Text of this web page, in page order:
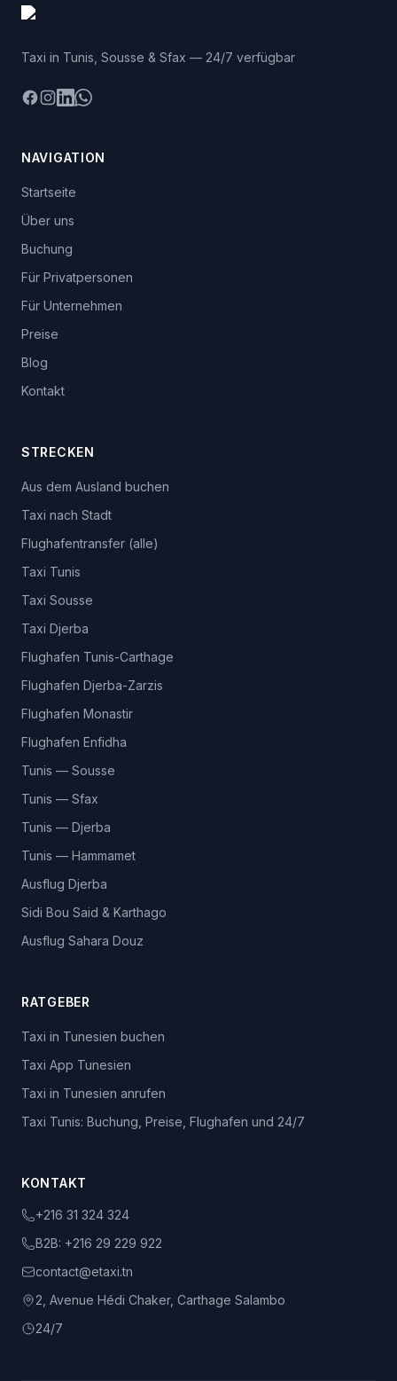
Taxi in Tunis, Sousse & Sfax — 24/7 verfügbar
Facebook
Instagram
LinkedIn
WhatsApp
NAVIGATION
Startseite
Über uns
Buchung
Für Privatpersonen
Für Unternehmen
Preise
Blog
Kontakt
STRECKEN
Aus dem Ausland buchen
Taxi nach Stadt
Flughafentransfer (alle)
Taxi Tunis
Taxi Sousse
Taxi Djerba
Flughafen Tunis-Carthage
Flughafen Djerba-Zarzis
Flughafen Monastir
Flughafen Enfidha
Tunis — Sousse
Tunis — Sfax
Tunis — Djerba
Tunis — Hammamet
Ausflug Djerba
Sidi Bou Said & Karthago
Ausflug Sahara Douz
RATGEBER
Taxi in Tunesien buchen
Taxi App Tunesien
Taxi in Tunesien anrufen
Taxi Tunis: Buchung, Preise, Flughafen und 24/7
KONTAKT
+216 31 324 324
B2B: +216 29 229 922
contact@etaxi.tn
2, Avenue Hédi Chaker, Carthage Salambo
24/7